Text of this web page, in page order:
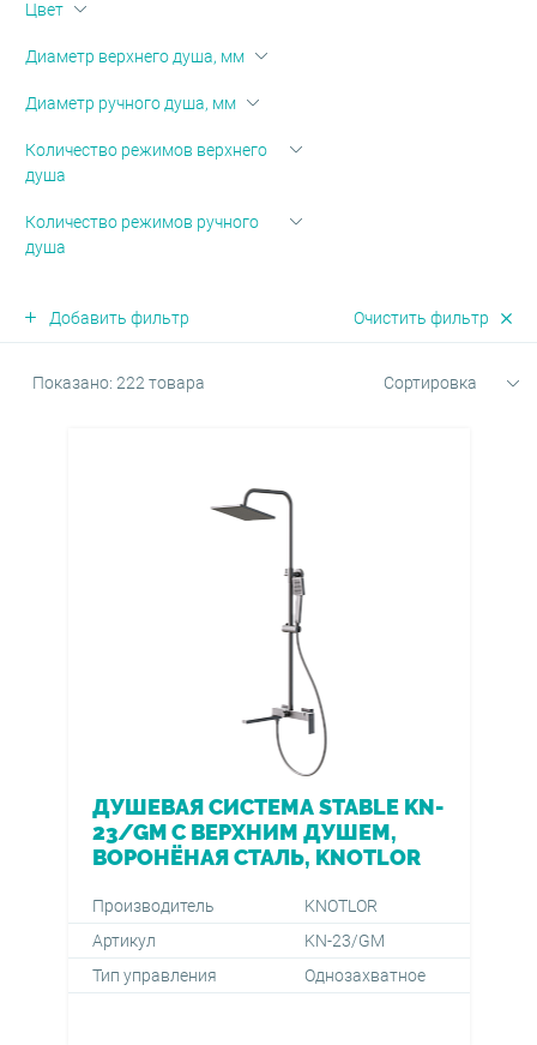
части для аксессуаров
аксессуары
клавиши
инсталляции для
для перелива
инсталляции для
для скрытого
души
врезные
для биде
Цвет
Диаметр верхнего душа, мм
Диаметр ручного душа, мм
Количество режимов верхнего
душа
Количество режимов ручного
душа
Добавить фильтр Очистить фильтр
Показано: 222 товара Сортировка
ДУШЕВАЯ СИСТЕМА STABLE KN-
23/GM С ВЕРХНИМ ДУШЕМ,
ВОРОНЁНАЯ СТАЛЬ, KNOTLOR
Производитель
KNOTLOR
Артикул
KN-23/GM
Тип управления
Однозахватное